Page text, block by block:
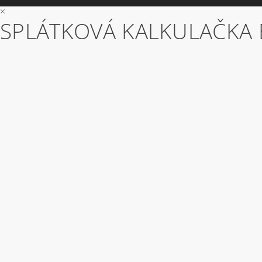
×
SPLÁTKOVÁ KALKULAČKA